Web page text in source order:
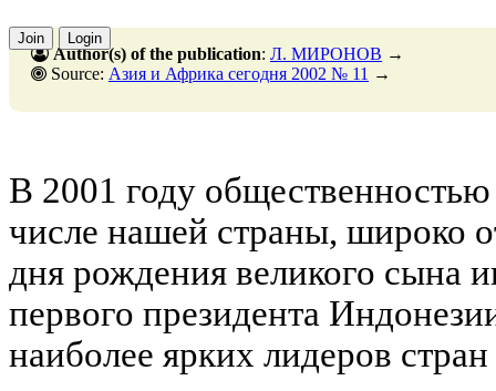
Join Login
Author(s) of the publication: Л. МИРОНОВ →
Source: Азия и Африка сегодня 2002 № 11 →
В 2001 году
числе нашей страны, широко
дня рождения великого сына
первого президента
наиболее ярких лидеров